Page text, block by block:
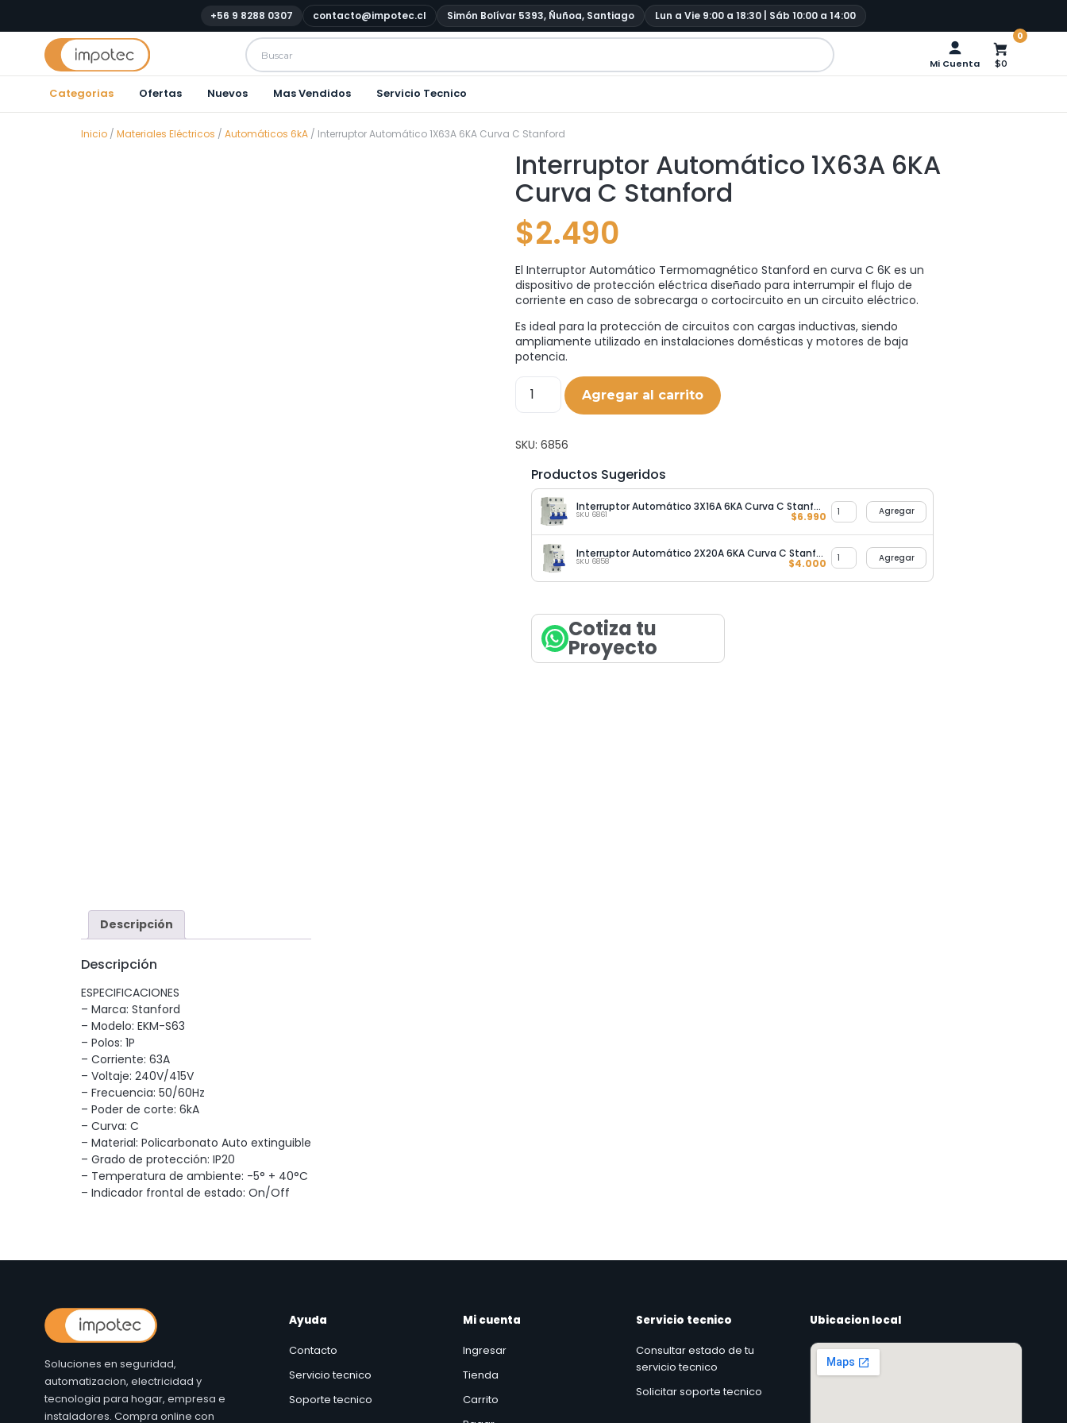
+56 9 8288 0307 contacto@impotec.cl Simón Bolívar 5393, Ñuñoa, Santiago Lun a Vie 9:00 a 18:30 | Sáb 10:00 a 14:00
Mi Cuenta
0
$0
Categorias Ofertas Nuevos Mas Vendidos Servicio Tecnico
Inicio / Materiales Eléctricos / Automáticos 6kA / Interruptor Automático 1X63A 6KA Curva C Stanford
Interruptor Automático 1X63A 6KA
Curva C Stanford
$2.490
El Interruptor Automático Termomagnético Stanford en curva C 6K es un
dispositivo de protección eléctrica diseñado para interrumpir el flujo de
corriente en caso de sobrecarga o cortocircuito en un circuito eléctrico.
Es ideal para la protección de circuitos con cargas inductivas, siendo
ampliamente utilizado en instalaciones domésticas y motores de baja
potencia.
Agregar al carrito
SKU:6856
Productos Sugeridos
Interruptor Automático 3X16A 6KA Curva C Stanford
SKU 6861 $6.990 Agregar
Interruptor Automático 2X20A 6KA Curva C Stanford
SKU 6858 $4.000 Agregar
Cotiza tu
Proyecto
Descripción
Descripción
ESPECIFICACIONES
– Marca: Stanford
– Modelo: EKM-S63
– Polos: 1P
– Corriente: 63A
– Voltaje: 240V/415V
– Frecuencia: 50/60Hz
– Poder de corte: 6kA
– Curva: C
– Material: Policarbonato Auto extinguible
– Grado de protección: IP20
– Temperatura de ambiente: -5° + 40°C
– Indicador frontal de estado: On/Off
Soluciones en seguridad,
automatizacion, electricidad y
tecnologia para hogar, empresa e
instaladores. Compra online con
Ayuda
Contacto
Servicio tecnico
Soporte tecnico
Mi cuenta
Ingresar
Tienda
Carrito
Servicio tecnico
Consultar estado de tu
servicio tecnico
Solicitar soporte tecnico
Ubicacion local